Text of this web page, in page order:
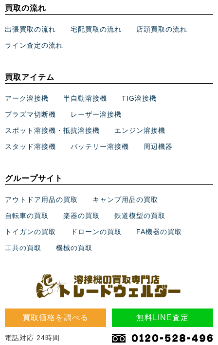
買取価格を調べる 無料LINE査定
電話対応 24時間
買取の流れ
出張買取の流れ 宅配買取の流れ 店頭買取の流れ
ライン査定の流れ
買取アイテム
アーク溶接機 半自動溶接機 TIG溶接機
プラズマ切断機 レーザー溶接機
スポット溶接機・抵抗溶接機 エンジン溶接機
スタッド溶接機 バッテリー溶接機 周辺機器
グループサイト
アウトドア用品の買取 キャンプ用品の買取
自転車の買取 楽器の買取 鉄道模型の買取
トイガンの買取 ドローンの買取 FA機器の買取
工具の買取 機械の買取